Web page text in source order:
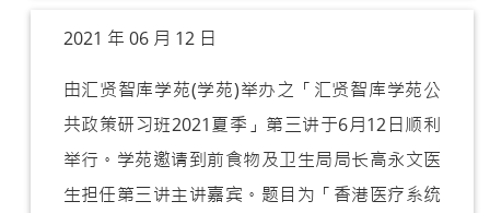
2021 年 06 月 12 日
由汇贤智库学苑(学苑)举办之「汇贤智库学苑公
共政策研习班2021夏季」第三讲于6月12日顺利
举行。学苑邀请到前食物及卫生局局长高永文医
生担任第三讲主讲嘉宾。题目为「香港医疗系统